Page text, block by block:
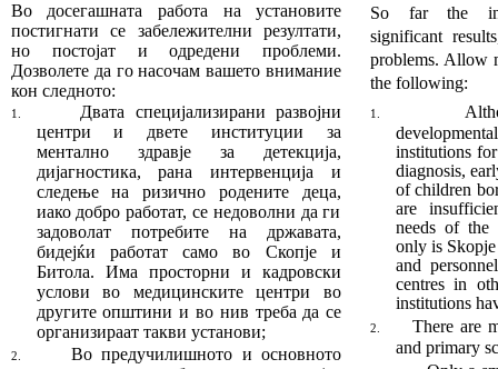
Во досегашната работа на установите
постигнати се забележителни резултати,
но постојат и одредени проблеми.
Дозволете да го насочам вашето внимание
кон следното:
So far the
significant
problems. Allow
the following:
1.
Двата специјализирани развојни
центри и двете институции за
ментално здравје за детекција,
дијагностика, рана интервенција и
следење на ризично родените деца,
иако добро работат, се недоволни да ги
задоволат потребите на државата,
бидејќи работат само во Скопје и
Битола. Има просторни и кадровски
услови во медицинските центри во
другите општини и во нив треба да се
организираат такви установи;
2.
Во предучилишното и основното
1.
institutions
diagnosis,
of children
are
needs of the
only is
and
centres in
insti­tutions
2.
There are
and primary